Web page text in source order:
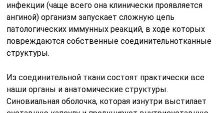
инфекции (чаще всего она клинически проявляется
ангиной) организм запускает сложную цепь
патологических иммунных реакций, в ходе которых
повреждаются собственные соединительнотканные
структуры.
Из соединительной ткани состоят практически все
наши органы и анатомические структуры.
Синовиальная оболочка, которая изнутри выстилает